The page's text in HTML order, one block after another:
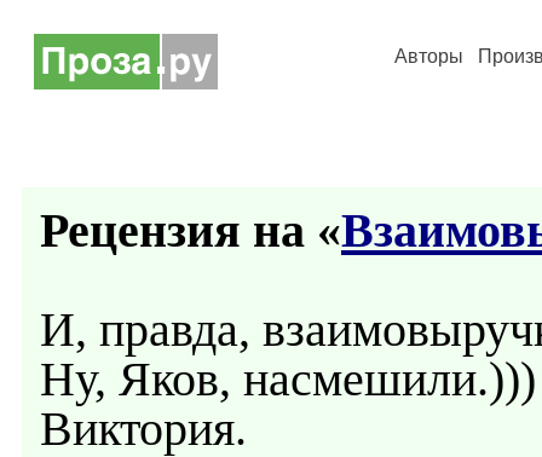
Авторы
Рецензия на «
И, правда,
Ну, Яков, насмешили.)))
Виктория.